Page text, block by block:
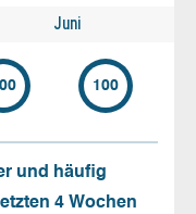
Juni
100
und häufig
4 Wochen